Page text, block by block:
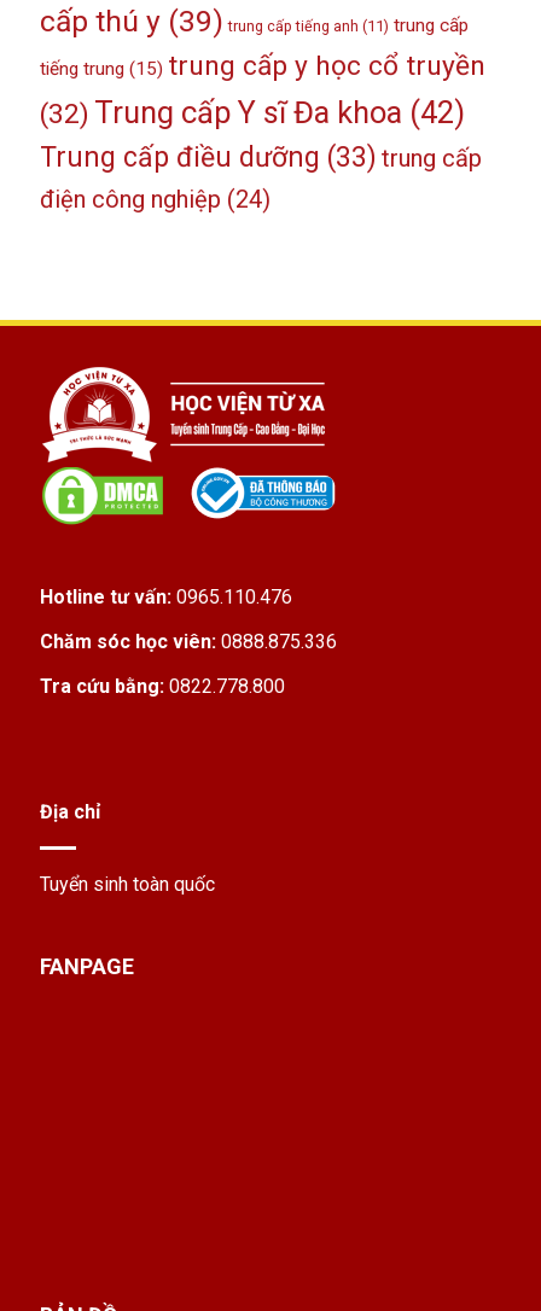
cấp thú y(39) trung cấp tiếng anh (11) trung cấp
tiếng trung (15) trung cấp y học cổ truyền
(32) Trung cấp Y sĩ Đa khoa (42)
Trung cấp điều dưỡng (33) trung cấp
điện công nghiệp (24)
Hotline tư vấn: 0965.110.476
Chăm sóc học viên: 0888.875.336
Tra cứu bằng: 0822.778.800
Địa chỉ
Tuyển sinh toàn quốc
FANPAGE